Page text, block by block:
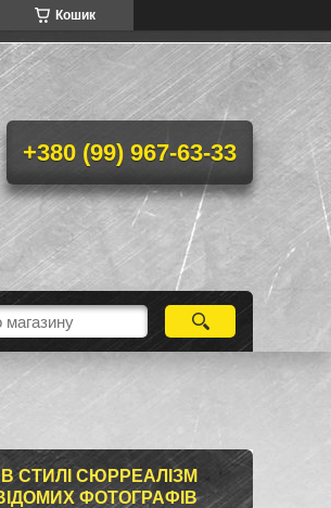
Кошик
+380 (99) 967-63-33
СТИЛІ СЮРРЕАЛІЗМ
ВІДОМИХ ФОТОГРАФІВ